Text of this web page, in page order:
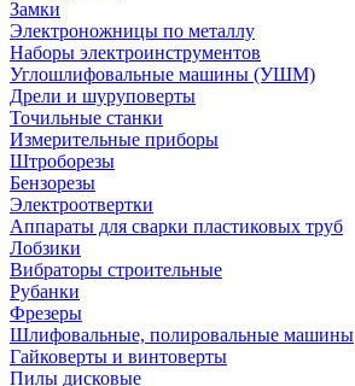
Замки
Электроножницы по металлу
Наборы электроинструментов
Углошлифовальные машины (УШМ)
Дрели и шуруповерты
Точильные станки
Измерительные приборы
Штроборезы
Бензорезы
Электроотвертки
Аппараты для сварки пластиковых труб
Лобзики
Вибраторы строительные
Рубанки
Фрезеры
Шлифовальные, полировальные машины
Гайковерты и винтоверты
Пилы дисковые